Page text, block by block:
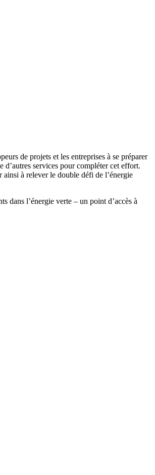
de projets et les entreprises à se préparer
d’autres services pour compléter cet effort.
à relever le double défi de l’énergie
dans l’énergie verte – un point d’accès à